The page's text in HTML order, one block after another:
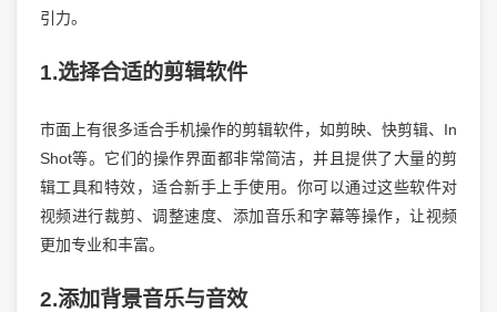
引力。
1.选择合适的剪辑软件
市面上有很多适合手机操作的剪辑软件，如剪映、快剪辑、In
Shot等。它们的操作界面都非常简洁，并且提供了大量的剪
辑工具和特效，适合新手上手使用。你可以通过这些软件对
视频进行裁剪、调整速度、添加音乐和字幕等操作，让视频
更加专业和丰富。
2.添加背景音乐与音效